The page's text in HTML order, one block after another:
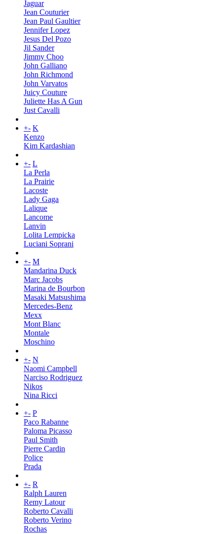
Jaguar
Jean Couturier
Jean Paul Gaultier
Jennifer Lopez
Jesus Del Pozo
Jil Sander
Jimmy Choo
John Galliano
John Richmond
John Varvatos
Juicy Couture
Juliette Has A Gun
Just Cavalli
+- K
Kenzo
Kim Kardashian
+- L
La Perla
La Prairie
Lacoste
Lady Gaga
Lalique
Lancome
Lanvin
Lolita Lempicka
Luciani Soprani
+- M
Mandarina Duck
Marc Jacobs
Marina de Bourbon
Masaki Matsushima
Mercedes-Benz
Mexx
Mont Blanc
Montale
Moschino
+- N
Naomi Campbell
Narciso Rodriguez
Nikos
Nina Ricci
+- P
Paco Rabanne
Paloma Picasso
Paul Smith
Pierre Cardin
Police
Prada
+- R
Ralph Lauren
Remy Latour
Roberto Cavalli
Roberto Verino
Rochas